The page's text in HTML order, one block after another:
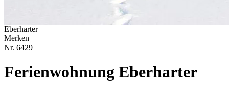
Eberharter
Merken
Nr. 6429
Ferienwohnung Eberharter